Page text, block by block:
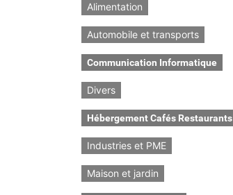
Alimentation
Automobile et transports
Communication Informatique
Divers
Hébergement Cafés Restaurants
Industries et PME
Maison et jardin